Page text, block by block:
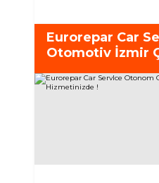
Eurorepar Car
Otomotiv İzmir